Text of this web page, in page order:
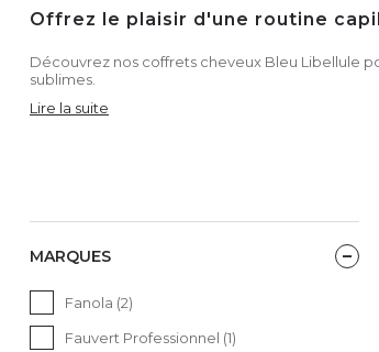
Offrez le plaisir d'une routine
Découvrez nos coffrets cheveux Bleu Libellule
sublimes.
Lire la suite
MARQUES
Fanola (2)
Fauvert Professionnel (1)